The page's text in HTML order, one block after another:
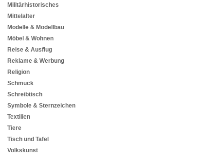
Militärhistorisches
Mittelalter
Modelle & Modellbau
Möbel & Wohnen
Reise & Ausflug
Reklame & Werbung
Religion
Schmuck
Schreibtisch
Symbole & Sternzeichen
Textilien
Tiere
Tisch und Tafel
Volkskunst